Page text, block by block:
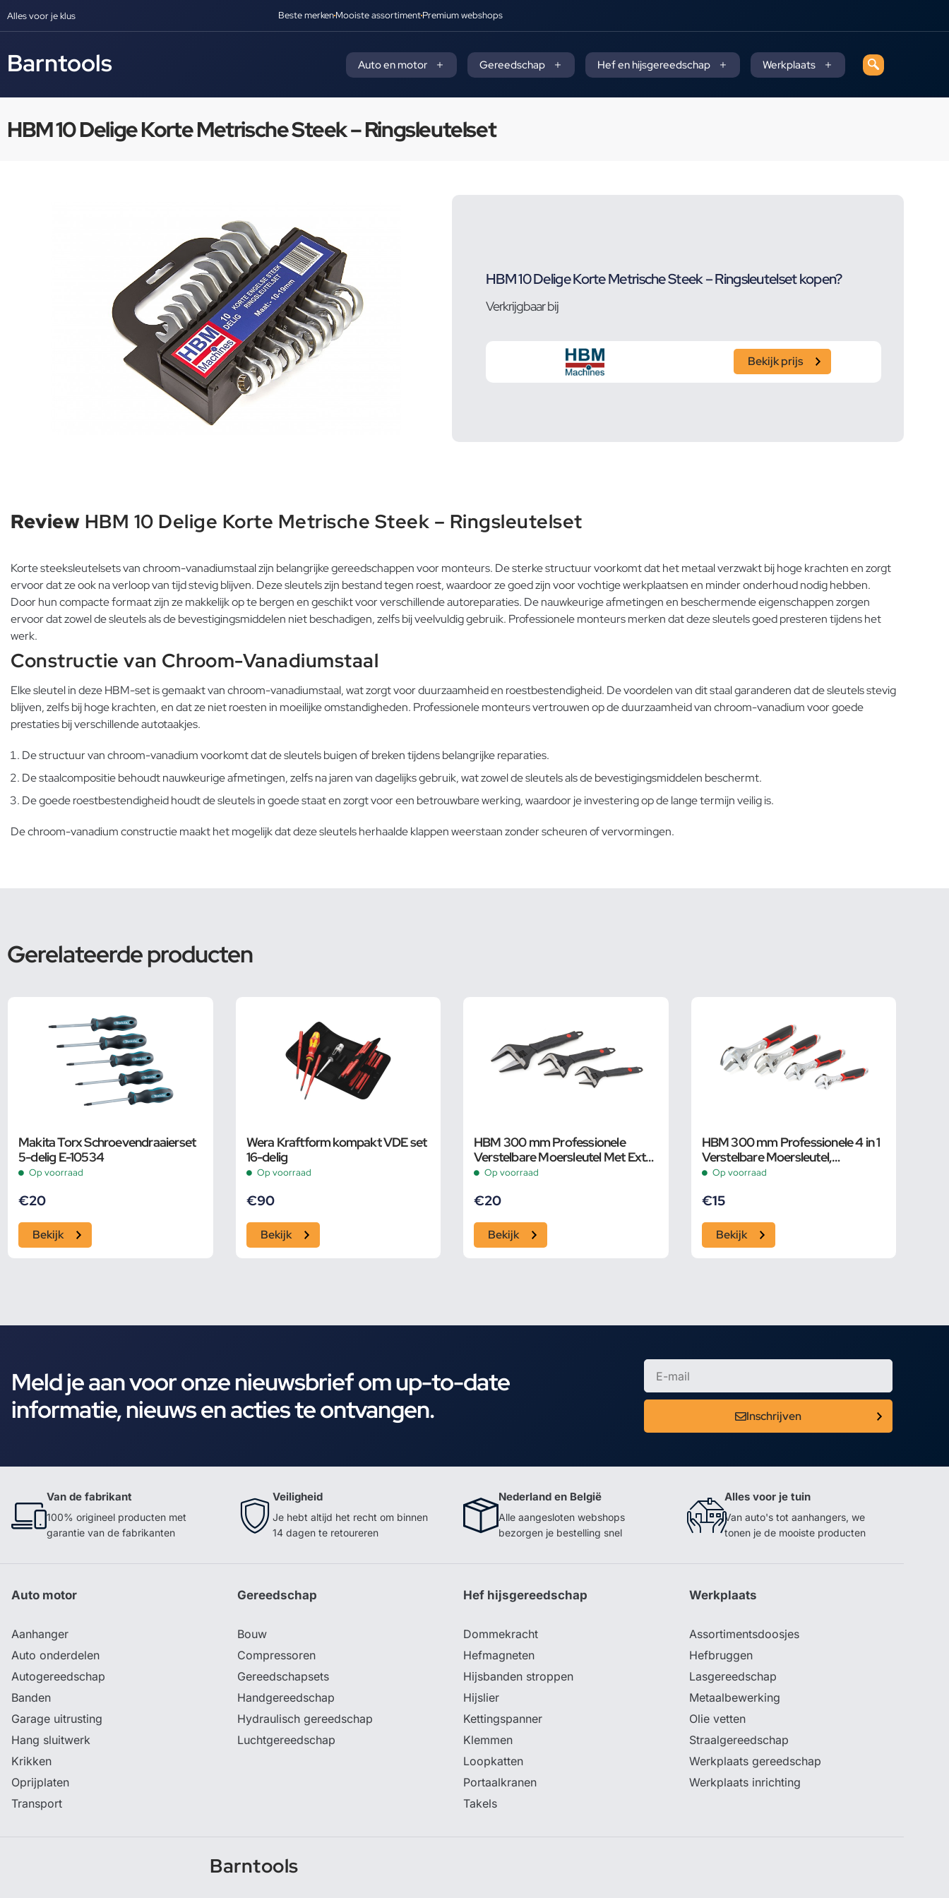
Alles voor je klus Beste merkenMooiste assortimentPremium webshops
Barntools Auto en motor Gereedschap Hef en hijsgereedschap Werkplaats
HBM 10 Delige Korte Metrische Steek – Ringsleutelset
HBM 10 Delige Korte Metrische Steek – Ringsleutelset kopen?
Verkrijgbaar bij
Bekijk prijs
Review HBM 10 Delige Korte Metrische Steek – Ringsleutelset
Korte steeksleutelsets van chroom-vanadiumstaal zijn belangrijke gereedschappen voor monteurs. De sterke structuur voorkomt dat het metaal verzwakt bij hoge krachten en zorgt
ervoor dat ze ook na verloop van tijd stevig blijven. Deze sleutels zijn bestand tegen roest, waardoor ze goed zijn voor vochtige werkplaatsen en minder onderhoud nodig hebben.
Door hun compacte formaat zijn ze makkelijk op te bergen en geschikt voor verschillende autoreparaties. De nauwkeurige afmetingen en beschermende eigenschappen zorgen
ervoor dat zowel de sleutels als de bevestigingsmiddelen niet beschadigen, zelfs bij veelvuldig gebruik. Professionele monteurs merken dat deze sleutels goed presteren tijdens het
werk.
Constructie van Chroom-Vanadiumstaal
Elke sleutel in deze HBM-set is gemaakt van chroom-vanadiumstaal, wat zorgt voor duurzaamheid en roestbestendigheid. De voordelen van dit staal garanderen dat de sleutels stevig
blijven, zelfs bij hoge krachten, en dat ze niet roesten in moeilijke omstandigheden. Professionele monteurs vertrouwen op de duurzaamheid van chroom-vanadium voor goede
prestaties bij verschillende autotaakjes.
De structuur van chroom-vanadium voorkomt dat de sleutels buigen of breken tijdens belangrijke reparaties.
De staalcompositie behoudt nauwkeurige afmetingen, zelfs na jaren van dagelijks gebruik, wat zowel de sleutels als de bevestigingsmiddelen beschermt.
De goede roestbestendigheid houdt de sleutels in goede staat en zorgt voor een betrouwbare werking, waardoor je investering op de lange termijn veilig is.
De chroom-vanadium constructie maakt het mogelijk dat deze sleutels herhaalde klappen weerstaan zonder scheuren of vervormingen.
Gerelateerde producten
Makita Torx Schroevendraaierset
5-delig E-10534
Op voorraad
€20
Bekijk
Wera Kraftform kompakt VDE set
16-delig
Op voorraad
€90
Bekijk
HBM 300 mm Professionele
Verstelbare Moersleutel Met Extra
Groot Bereik en Extra Smalle Bek
Op voorraad
€20
Bekijk
HBM 300 mm Professionele 4 in 1
Verstelbare Moersleutel,
Pijpsleutel
Op voorraad
€15
Bekijk
Meld je aan voor onze nieuwsbrief om up-to-date
informatie, nieuws en acties te ontvangen.
Inschrijven
Van de fabrikant
100% origineel producten met
garantie van de fabrikanten
Veiligheid
Je hebt altijd het recht om binnen
14 dagen te retoureren
Nederland en België
Alle aangesloten webshops
bezorgen je bestelling snel
Alles voor je tuin
Van auto's tot aanhangers, we
tonen je de mooiste producten
Auto motor
Aanhanger
Auto onderdelen
Autogereedschap
Banden
Garage uitrusting
Hang sluitwerk
Krikken
Oprijplaten
Transport
Gereedschap
Bouw
Compressoren
Gereedschapsets
Handgereedschap
Hydraulisch gereedschap
Luchtgereedschap
Hef hijsgereedschap
Dommekracht
Hefmagneten
Hijsbanden stroppen
Hijslier
Kettingspanner
Klemmen
Loopkatten
Portaalkranen
Takels
Werkplaats
Assortimentsdoosjes
Hefbruggen
Lasgereedschap
Metaalbewerking
Olie vetten
Straalgereedschap
Werkplaats gereedschap
Werkplaats inrichting
Barntools